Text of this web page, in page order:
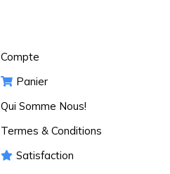
Compte
Panier
Qui Somme Nous!
Termes & Conditions
Satisfaction